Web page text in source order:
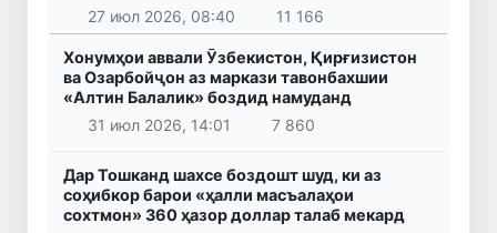
27 июл 2026, 08:40 11 166
Хонумҳои аввали Ӯзбекистон, Қирғизистон
ва Озарбойҷон аз маркази тавонбахшии
«Алтин Балалик» боздид намуданд
31 июл 2026, 14:01
7 860
Дар Тошканд шахсе боздошт шуд, ки аз
соҳибкор барои «ҳалли масъалаҳои
сохтмон» 360 ҳазор доллар талаб мекард